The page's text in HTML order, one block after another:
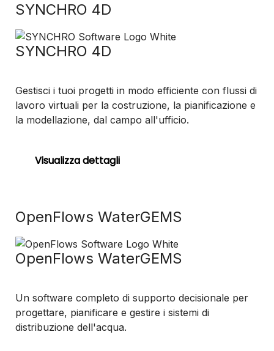
SYNCHRO 4D
SYNCHRO 4D
Gestisci i tuoi progetti in modo efficiente con flussi di
lavoro virtuali per la costruzione, la pianificazione e
la modellazione, dal campo all'ufficio.
Visualizza dettagli
OpenFlows WaterGEMS
OpenFlows WaterGEMS
Un software completo di supporto decisionale per
progettare, pianificare e gestire i sistemi di
distribuzione dell'acqua.